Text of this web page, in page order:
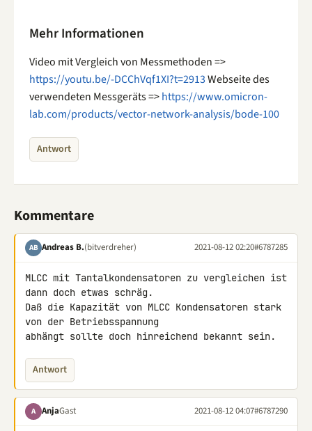
Mehr Informationen
Video mit Vergleich von Messmethoden =>
https://youtu.be/-DCChVqf1XI?t=2913Webseite des
verwendeten Messgeräts =>https://www.omicron-
lab.com/products/vector-network-analysis/bode-100
Antwort
Kommentare
AB Andreas B.(bitverdreher) 2021-08-12 02:20#6787285
MLCC mit Tantalkondensatoren zu vergleichen ist
dann doch etwas schräg.
Daß die Kapazität von MLCC Kondensatoren stark
von der Betriebsspannung
abhängt sollte doch hinreichend bekannt sein.
Antwort
A AnjaGast 2021-08-12 04:07#6787290